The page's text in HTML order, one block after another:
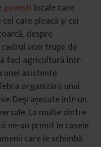
povești locale care
care pleacă și cei
despre
unei trupe de
faci agricultură într-
unei asistente
organizării unui
Deși așezate într-un
La multe dintre
ne-au primit în casele
care le schimbă